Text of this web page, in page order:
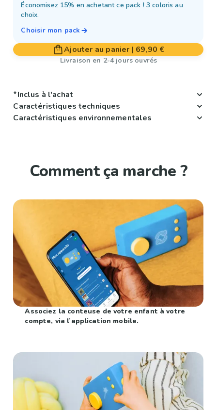
Économisez 15% en achetant ce pack ! 3 coloris au
choix.
Choisir mon pack
Ajouter au panier | 69,90 €
Livraison en 2-4 jours ouvrés
*Inclus à l'achat
Caractéristiques techniques
Caractéristiques environnementales
Comment ça marche ?
Associez la conteuse de votre enfant à votre
compte, via l’application mobile.